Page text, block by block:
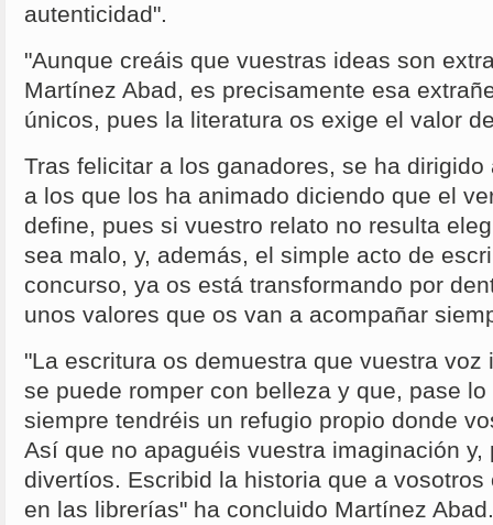
autenticidad".
"Aunque creáis que vuestras ideas son
Martínez Abad, es precisamente esa
únicos, pues la literatura os exige el valor
Tras felicitar a los ganadores, se ha
a los que los ha animado diciendo que el
define, pues si vuestro relato no resulta
sea malo, y, además, el simple acto de
concurso, ya os está transformando por
unos valores que os van a acompañar
"La escritura os demuestra que vuestra
se puede romper con belleza y que, pase
siempre tendréis un refugio propio donde
Así que no apaguéis vuestra imaginación y,
divertíos. Escribid la historia que a
en las librerías" ha concluido Martínez Abad.